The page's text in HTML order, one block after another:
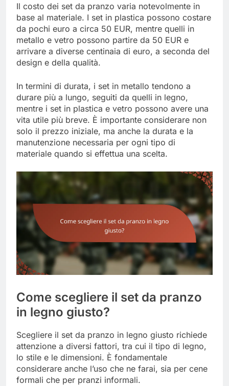
Il costo dei set da pranzo varia notevolmente in
base al materiale. I set in plastica possono costare
da pochi euro a circa 50 EUR, mentre quelli in
metallo e vetro possono partire da 50 EUR e
arrivare a diverse centinaia di euro, a seconda del
design e della qualità.
In termini di durata, i set in metallo tendono a
durare più a lungo, seguiti da quelli in legno,
mentre i set in plastica e vetro possono avere una
vita utile più breve. È importante considerare non
solo il prezzo iniziale, ma anche la durata e la
manutenzione necessaria per ogni tipo di
materiale quando si effettua una scelta.
Come scegliere il set da pranzo
in legno giusto?
Scegliere il set da pranzo in legno giusto richiede
attenzione a diversi fattori, tra cui il tipo di legno,
lo stile e le dimensioni. È fondamentale
considerare anche l’uso che ne farai, sia per cene
formali che per pranzi informali.